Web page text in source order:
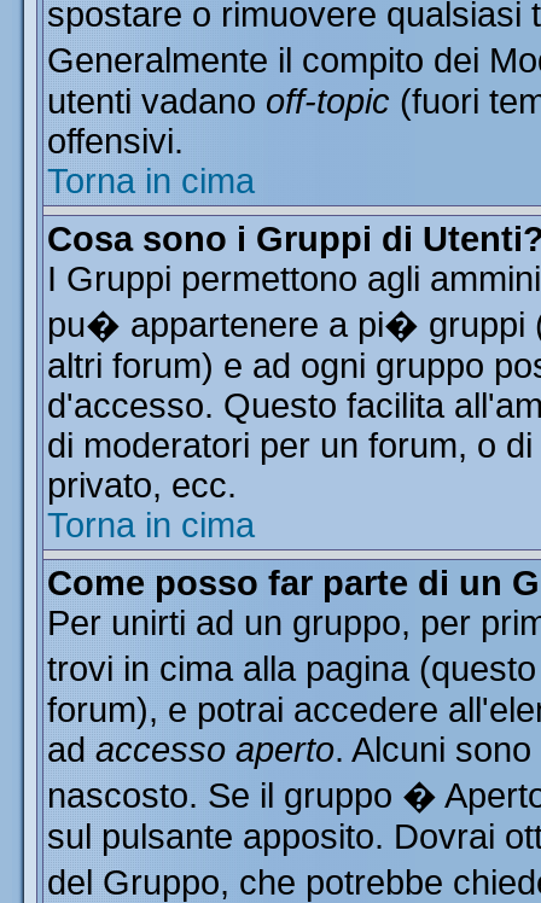
spostare o rimuovere qualsiasi
Generalmente il compito dei
utenti vadano off-topic (fuori
offensivi.
Torna in cima
Cosa sono i Gruppi di
I Gruppi permettono agli
pu� appartenere a pi� gruppi
altri forum) e ad ogni gruppo
d'accesso. Questo facilita
di moderatori per un forum, o
privato, ecc.
Torna in cima
Come posso far parte di un
Per unirti ad un gruppo, per
trovi in cima alla pagina
forum), e potrai accedere
ad accesso aperto. Alcuni
nascosto. Se il gruppo �
sul pulsante apposito. Dovrai
del Gruppo, che potrebbe